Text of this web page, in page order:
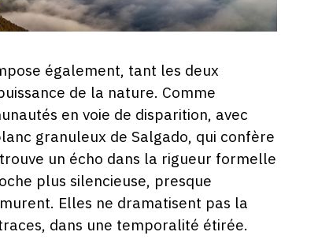
également, tant les deux
de la nature. Comme
en voie de disparition, avec
granuleux de Salgado, qui confère
un écho dans la rigueur formelle
plus silencieuse, presque
Elles ne dramatisent pas la
dans une temporalité étirée.